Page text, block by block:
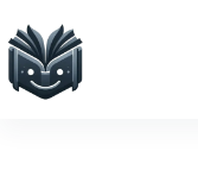
Inhalt
springen